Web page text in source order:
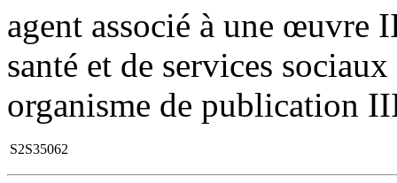
agent associé à une œuvre
santé et de services
organisme de publication
S2S35062